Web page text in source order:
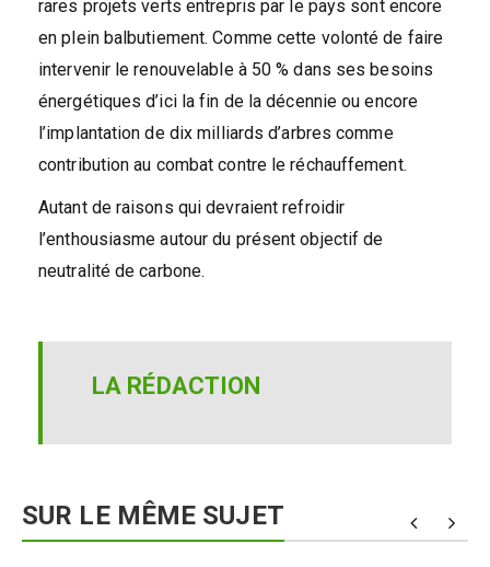
rares projets verts entrepris par le pays sont encore
en plein balbutiement. Comme cette volonté de faire
intervenir le renouvelable à 50 % dans ses besoins
énergétiques d’ici la fin de la décennie ou encore
l’implantation de dix milliards d’arbres comme
contribution au combat contre le réchauffement.
Autant de raisons qui devraient refroidir
l’enthousiasme autour du présent objectif de
neutralité de carbone.
LA RÉDACTION
SUR LE MÊME SUJET